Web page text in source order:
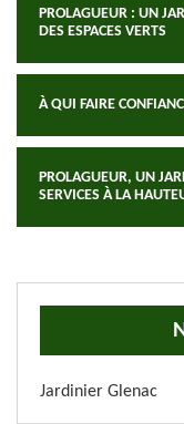
PROLAGUEUR : UN
DES ESPACES VERTS
À QUI FAIRE
PROLAGUEUR, UN
SERVICES À LA
Jardinier Glenac